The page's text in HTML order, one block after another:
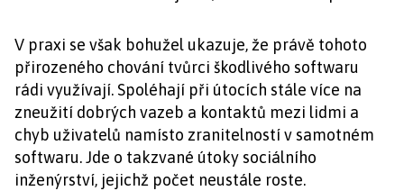
V praxi se však bohužel ukazuje, že právě tohoto
přirozeného chování tvůrci škodlivého softwaru
rádi využívají. Spoléhají při útocích stále více na
zneužití dobrých vazeb a kontaktů mezi lidmi a
chyb uživatelů namísto zranitelností v samotném
softwaru. Jde o takzvané útoky sociálního
inženýrství, jejichž počet neustále roste.